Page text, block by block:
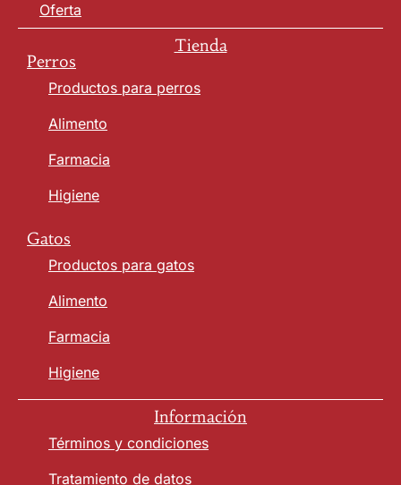
Oferta
Tienda
Perros
Productos para perros
Alimento
Farmacia
Higiene
Gatos
Productos para gatos
Alimento
Farmacia
Higiene
Información
Términos y condiciones
Tratamiento de datos